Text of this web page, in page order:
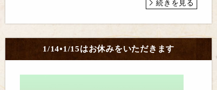
続きを見る
1/14•1/15はお休みをいただきます